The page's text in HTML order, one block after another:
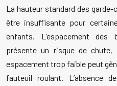
La hauteur standard des
être insuffisante pour
enfants. L’espacement
présente un risque de
espacement trop faible peut
fauteuil roulant. L’absence